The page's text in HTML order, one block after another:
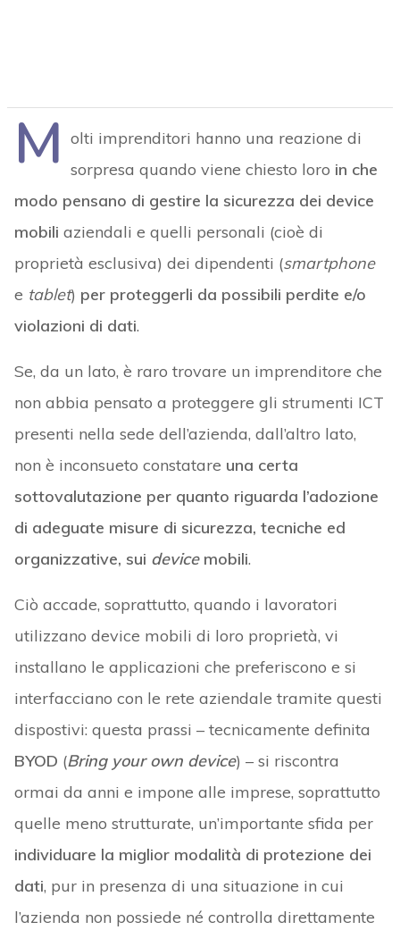
M olti imprenditori hanno una reazione di
sorpresa quando viene chiesto loro in che
modo pensano di gestire la sicurezza dei device
mobili aziendali e quelli personali (cioè di
proprietà esclusiva) dei dipendenti (smartphone
e tablet) per proteggerli da possibili perdite e/o
violazioni di dati.
Se, da un lato, è raro trovare un imprenditore che
non abbia pensato a proteggere gli strumenti ICT
presenti nella sede dell’azienda, dall’altro lato,
non è inconsueto constatare una certa
sottovalutazione per quanto riguarda l’adozione
di adeguate misure di sicurezza, tecniche ed
organizzative, sui devicemobili.
Ciò accade, soprattutto, quando i lavoratori
utilizzano device mobili di loro proprietà, vi
installano le applicazioni che preferiscono e si
interfacciano con le rete aziendale tramite questi
dispostivi: questa prassi – tecnicamente definita
BYOD (Bring your own device) – si riscontra
ormai da anni e impone alle imprese, soprattutto
quelle meno strutturate, un’importante sfida per
individuare la miglior modalità di protezione dei
dati, pur in presenza di una situazione in cui
l’azienda non possiede né controlla direttamente